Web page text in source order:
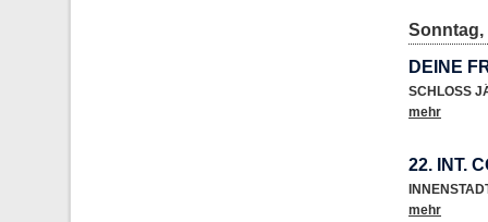
Sonntag,
DEINE
SCHLOSS
mehr
22. INT.
mehr